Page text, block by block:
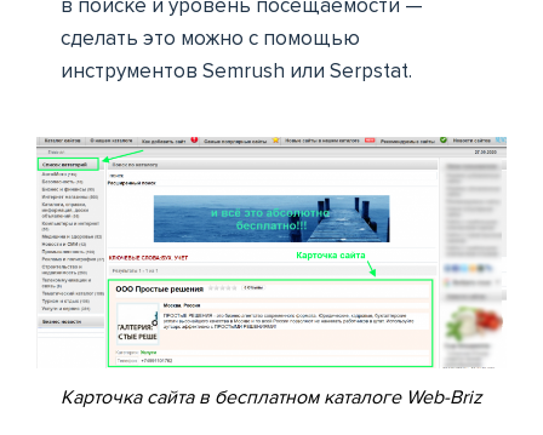
в поиске и уровень посещаемости —
сделать это можно с помощью
инструментов Semrush или Serpstat.
Карточка сайта в бесплатном каталоге Web-Briz